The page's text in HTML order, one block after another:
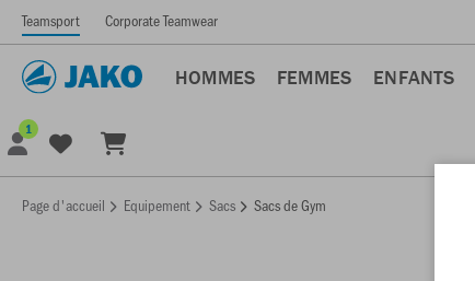
Teamsport Corporate Teamwear
HOMMES FEMMES ENFANTS
1
Page d'accueil Equipement Sacs Sacs de Gym